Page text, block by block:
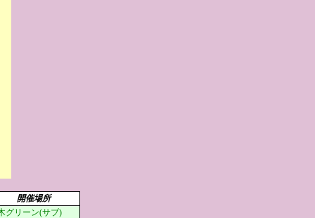
開催場所
グリーン(サブ)